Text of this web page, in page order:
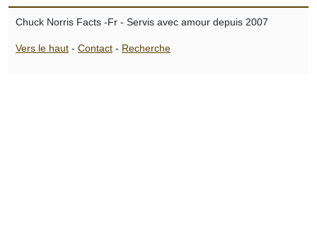
Chuck Norris Facts -Fr - Servis avec amour depuis 2007
Vers le haut - Contact - Recherche